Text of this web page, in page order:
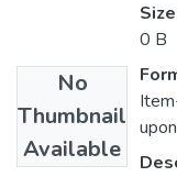
No
Thumbnail
Available
0 B